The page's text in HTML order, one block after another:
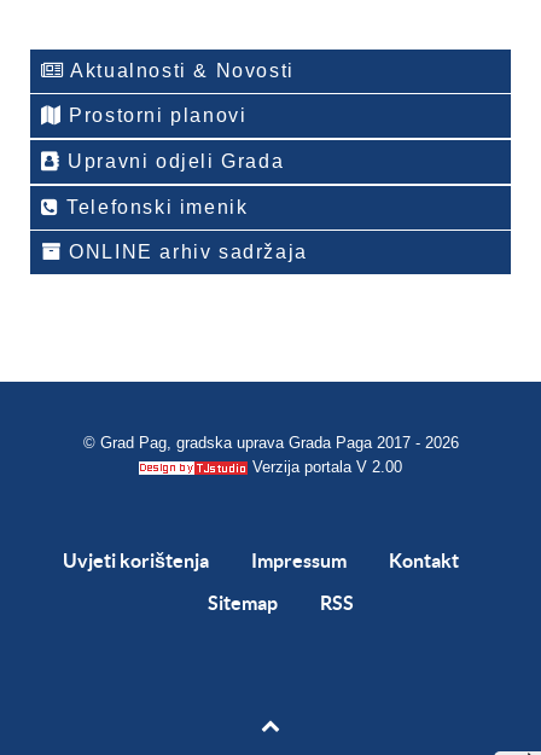
Aktualnosti & Novosti
Prostorni planovi
Upravni odjeli Grada
Telefonski imenik
ONLINE arhiv sadržaja
© Grad Pag, gradska uprava Grada Paga 2017 - 2026
Verzija portala V 2.00
Uvjeti korištenja Impressum
Kontakt
Sitemap
RSS